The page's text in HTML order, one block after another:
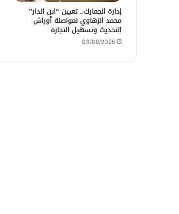
إدارة الجمارك.. تعيين “ابن الدار”
محمد الزهاوي لمواصلة أوراش
التحديث وتسهيل التجارة
03/08/2026